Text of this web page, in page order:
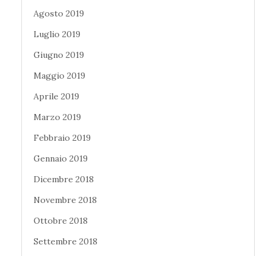
Agosto 2019
Luglio 2019
Giugno 2019
Maggio 2019
Aprile 2019
Marzo 2019
Febbraio 2019
Gennaio 2019
Dicembre 2018
Novembre 2018
Ottobre 2018
Settembre 2018